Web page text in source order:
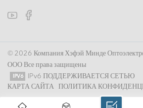
© 2026 Компания Хэфэй Минде
ООО Все права защищены
IPv6 ПОДДЕРЖИВАЕТСЯ СЕТЬЮ
КАРТА САЙТА ПОЛИТИКА